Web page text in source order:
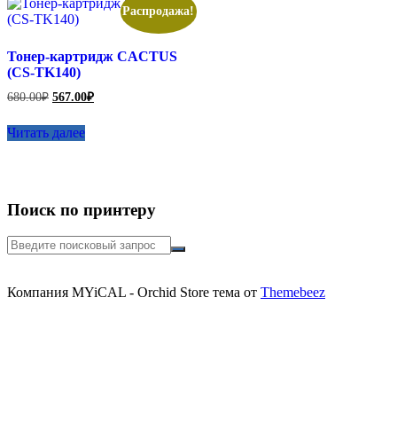
Распродажа!
Тонер-картридж CACTUS
(CS-TK140)
680.00₽ Первоначальная
составляла
680.00₽.
567.00₽Текущая
Читать далее
Поиск по принтеру
Искать:
Компания MYiCAL - Orchid Store тема от Themebeez